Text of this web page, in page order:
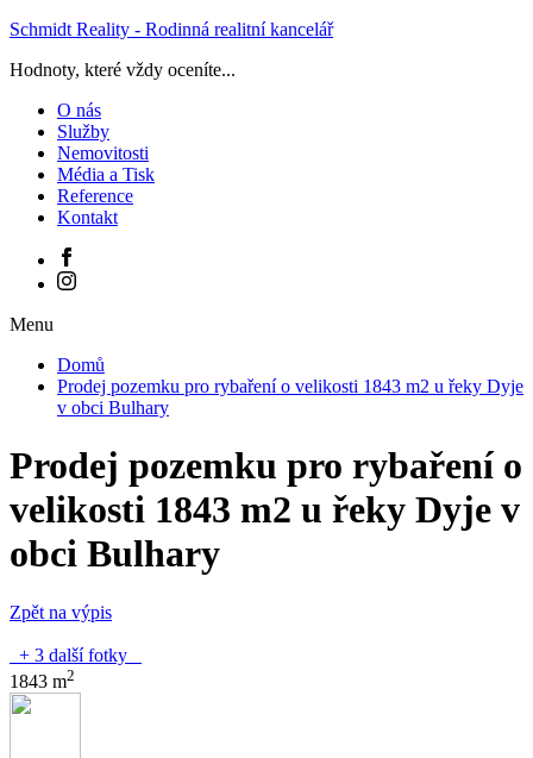
Schmidt Reality - Rodinná realitní kancelář
Hodnoty, které vždy oceníte...
O nás
Služby
Nemovitosti
Média a Tisk
Reference
Kontakt
Menu
Domů
Prodej pozemku pro rybaření o velikosti 1843 m2 u řeky Dyje
v obci Bulhary
Prodej pozemku pro rybaření o
velikosti 1843 m2 u řeky Dyje v
obci Bulhary
Zpět na výpis
+ 3 další fotky
1843 m2